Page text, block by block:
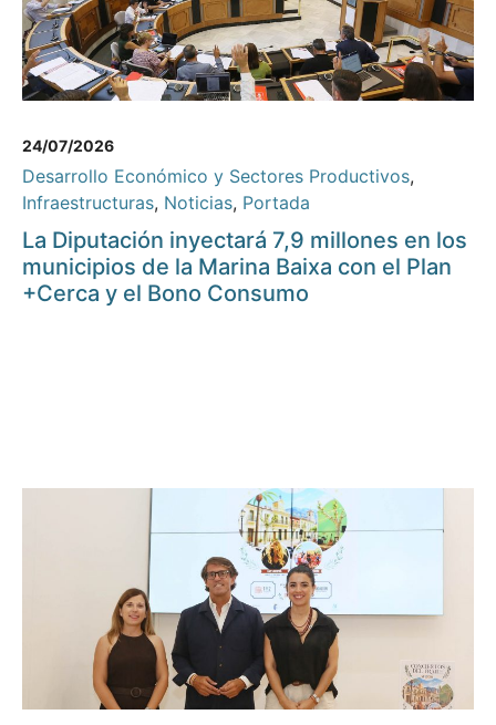
24/07/2026
Desarrollo Económico y Sectores Productivos,
Infraestructuras, Noticias, Portada
La Diputación inyectará 7,9 millones en los
municipios de la Marina Baixa con el Plan
+Cerca y el Bono Consumo